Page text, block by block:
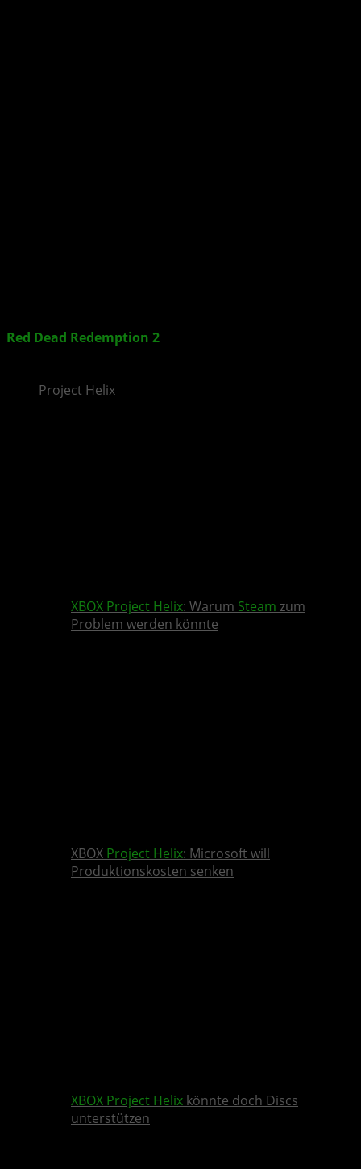
Red Dead Redemption 2
Project Helix
XBOX Project Helix: Warum Steam zum
Problem werden könnte
XBOX Project Helix: Microsoft will
Produktionskosten senken
XBOX Project Helix könnte doch Discs
unterstützen